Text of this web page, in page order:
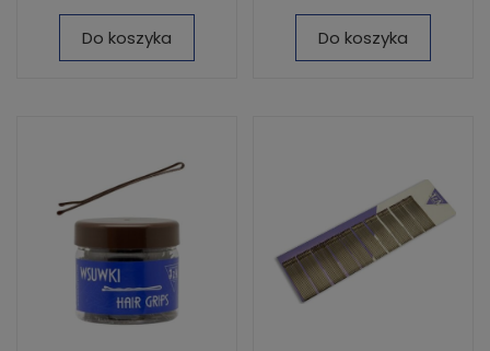
Do koszyka Do koszyka